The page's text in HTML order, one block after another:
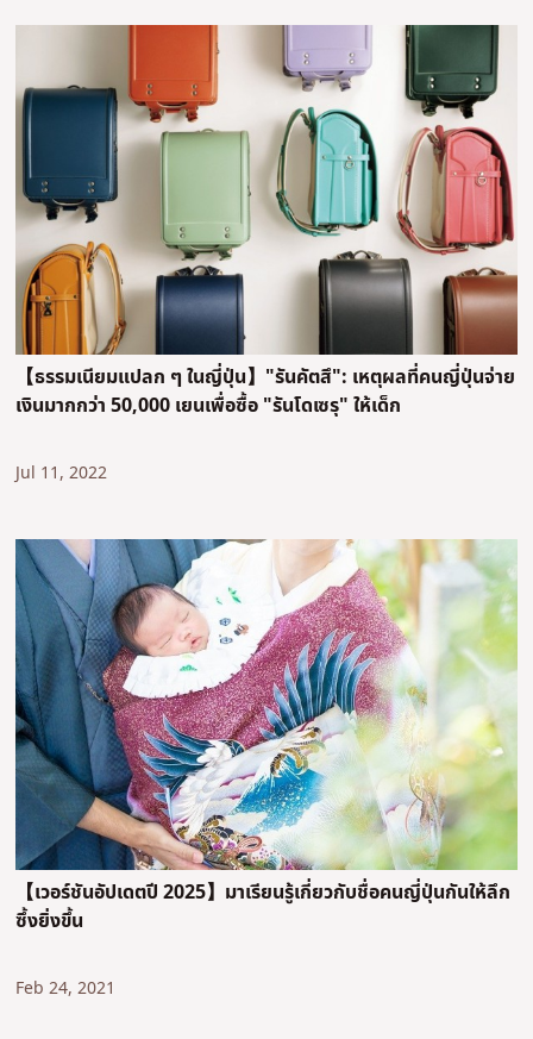
【ธรรมเนียมแปลก ๆ ในญี่ปุ่น】"รันคัตสึ": เหตุผลที่คนญี่ปุ่นจ่าย
เงินมากกว่า 50,000 เยนเพื่อซื้อ "รันโดเซรุ" ให้เด็ก
Jul 11, 2022
【เวอร์ชันอัปเดตปี 2025】มาเรียนรู้เกี่ยวกับชื่อคนญี่ปุ่นกันให้ลึก
ซึ้งยิ่งขึ้น
Feb 24, 2021